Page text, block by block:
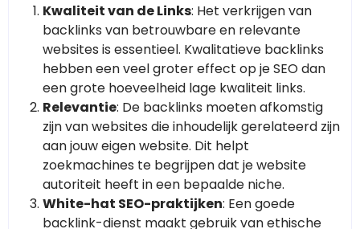
Kwaliteit van de Links: Het verkrijgen van
backlinks van betrouwbare en relevante
websites is essentieel. Kwalitatieve backlinks
hebben een veel groter effect op je SEO dan
een grote hoeveelheid lage kwaliteit links.
Relevantie: De backlinks moeten afkomstig
zijn van websites die inhoudelijk gerelateerd zijn
aan jouw eigen website. Dit helpt
zoekmachines te begrijpen dat je website
autoriteit heeft in een bepaalde niche.
White-hat SEO-praktijken: Een goede
backlink-dienst maakt gebruik van ethische